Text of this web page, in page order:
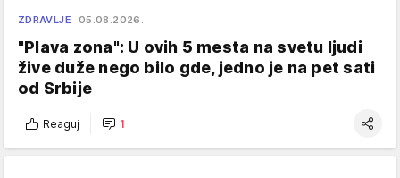
ZDRAVLJE 05.08.2026.
"Plava zona": U ovih 5 mesta na svetu ljudi
žive duže nego bilo gde, jedno je na pet sati
od Srbije
Reaguj 1